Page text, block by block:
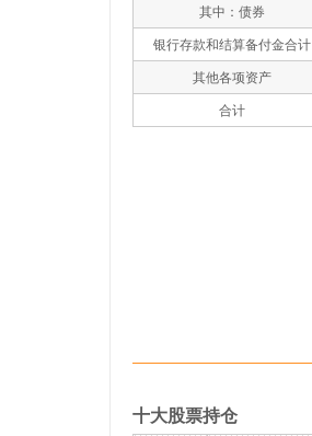
其中：债券
银行存款和结算备付金合计
其他各项资产
合计
十大股票持仓